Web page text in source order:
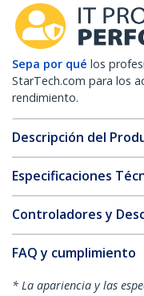
Sepa por qué los
StarTech.com para los
rendimiento.
Descripción del
Especificaciones
Controladores y
FAQ y cumplimiento
* La apariencia y las